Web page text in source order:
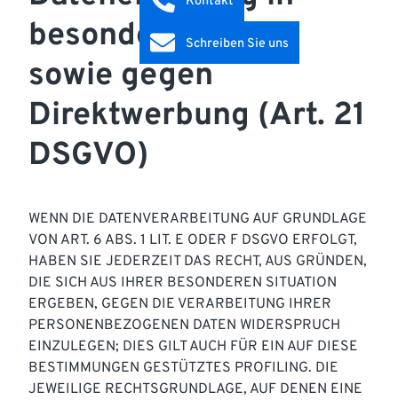
besonderen Fällen
sowie gegen
Direktwerbung (Art. 21
DSGVO)
WENN DIE DATENVERARBEITUNG AUF GRUNDLAGE
VON ART. 6 ABS. 1 LIT. E ODER F DSGVO ERFOLGT,
HABEN SIE JEDERZEIT DAS RECHT, AUS GRÜNDEN,
DIE SICH AUS IHRER BESONDEREN SITUATION
ERGEBEN, GEGEN DIE VERARBEITUNG IHRER
PERSONENBEZOGENEN DATEN WIDERSPRUCH
EINZULEGEN; DIES GILT AUCH FÜR EIN AUF DIESE
BESTIMMUNGEN GESTÜTZTES PROFILING. DIE
JEWEILIGE RECHTSGRUNDLAGE, AUF DENEN EINE
Schreiben Sie uns